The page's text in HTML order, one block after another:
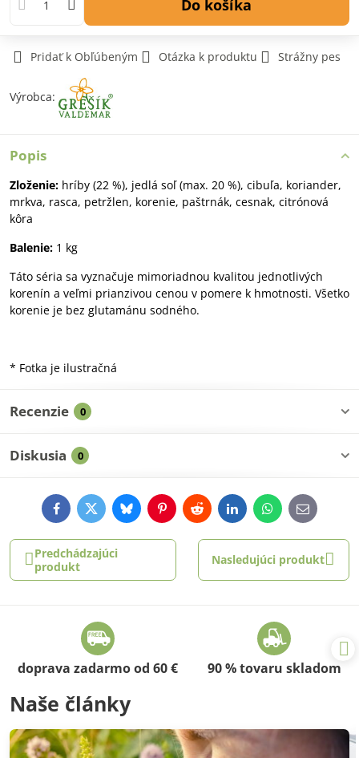
Do košíka
Pridať k Obľúbeným Otázka k produktu Strážny pes
Výrobca:
Popis
Zloženie: hríby (22 %), jedlá soľ (max. 20 %), cibuľa, koriander,
mrkva, rasca, petržlen, korenie, paštrnák, cesnak, citrónová
kôra
Balenie: 1 kg
Táto séria sa vyznačuje mimoriadnou kvalitou jednotlivých
korenín a veľmi prianzivou cenou v pomere k hmotnosti. Všetko
korenie je bez glutamánu sodného.
* Fotka je ilustračná
Recenzie 0
Diskusia 0
FacebookTwitterBlueskyPinterestRedditLinkedInWhatsApp
E-
mail
Predchádzajúci
produkt
Nasledujúci produkt
doprava zadarmo od 60 € 90 % tovaru skladom
Naše články